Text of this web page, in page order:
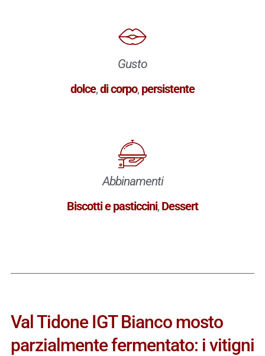
Gusto
dolce,di corpo, persistente
Abbinamenti
Biscotti e pasticcini, Dessert
Val Tidone IGT Bianco mosto
parzialmente fermentato: i vitigni